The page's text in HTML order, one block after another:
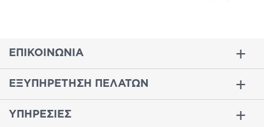
ΕΠΙΚΟΙΝΩΝΙΑ
ΕΞΥΠΗΡΕΤΗΣΗ ΠΕΛΑΤΩΝ
ΥΠΗΡΕΣΙΕΣ